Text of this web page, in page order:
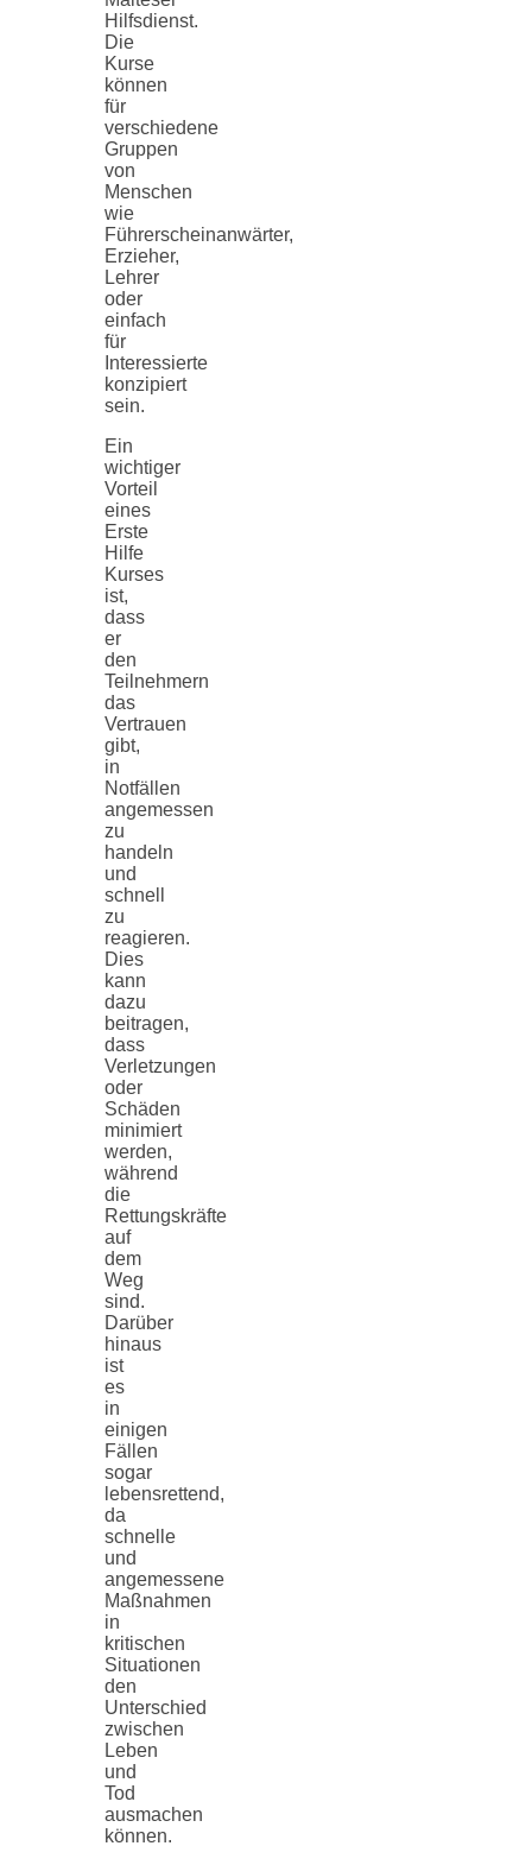
Hilfsdienst.
Die
Kurse
können
für
verschiedene
Gruppen
von
Menschen
wie
Führerscheinanwärter,
Erzieher,
Lehrer
oder
einfach
für
Interessierte
konzipiert
sein.
Ein
wichtiger
Vorteil
eines
Erste
Hilfe
Kurses
ist,
dass
er
den
Teilnehmern
das
Vertrauen
gibt,
in
Notfällen
angemessen
zu
handeln
und
schnell
zu
reagieren.
Dies
kann
dazu
beitragen,
dass
Verletzungen
oder
Schäden
minimiert
werden,
während
die
Rettungskräfte
auf
dem
Weg
sind.
Darüber
hinaus
ist
es
in
einigen
Fällen
sogar
lebensrettend,
da
schnelle
und
angemessene
Maßnahmen
in
kritischen
Situationen
den
Unterschied
zwischen
Leben
und
Tod
ausmachen
können.